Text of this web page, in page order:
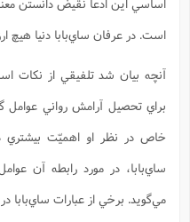
است. در عرفان ساي‌بابا دنيا هيچ
آنچه بيان شد تلفيقي از نکات
براي تحصيل آرامش رواني عوامل
خاص در نظر او اهميّت بيشتري
ساي‌بابا، در مورد رابطه آن
مي‌گويد. برخي از عبارات ساي‌بابا